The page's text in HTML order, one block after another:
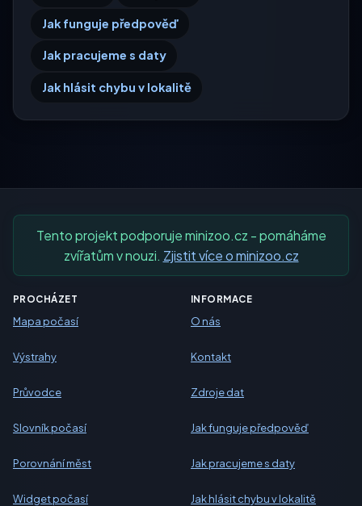
Jak funguje předpověď
Jak pracujeme s daty
Jak hlásit chybu v lokalitě
Tento projekt podporuje minizoo.cz - pomáháme
zvířatům v nouzi. Zjistit více o minizoo.cz
PROCHÁZET
Mapa počasí
Výstrahy
Průvodce
Slovník počasí
Porovnání měst
Widget počasí
INFORMACE
O nás
Kontakt
Zdroje dat
Jak funguje předpověď
Jak pracujeme s daty
Jak hlásit chybu v lokalitě